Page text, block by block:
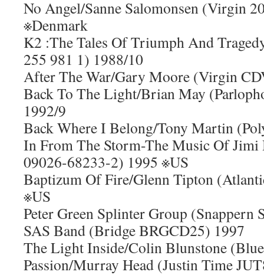
No Angel/Sanne Salomonsen (Virgin
※Denmark
K2 :The Tales Of Triumph And
255 981 1) 1988/10
After The War/Gary Moore (Virgin
Back To The Light/Brian May
1992/9
Back Where I Belong/Tony Martin
In From The Storm-The Music Of
09026-68233-2) 1995 ※US
Baptizum Of Fire/Glenn Tipton
※US
Peter Green Splinter Group (Snappern
SAS Band (Bridge BRGCD25) 1997
The Light Inside/Colin Blunstone
Passion/Murray Head (Justin Time